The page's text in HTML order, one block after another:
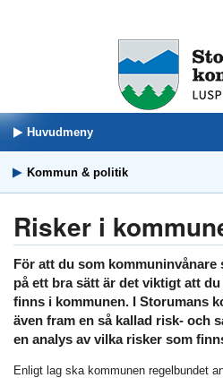
Huvudmeny
Kommun & politik
Risker i
För att du som kommuninvånare
på ett bra sätt är det viktigt att
finns i kommunen. I Storumans
även fram en så kallad risk- och
en analys av vilka risker som
Enligt lag ska kommunen regelbundet